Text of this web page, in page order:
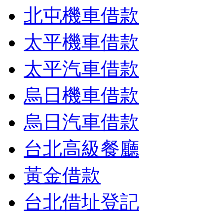
北屯機車借款
太平機車借款
太平汽車借款
烏日機車借款
烏日汽車借款
台北高級餐廳
黃金借款
台北借址登記